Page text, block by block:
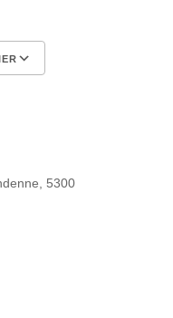
5300